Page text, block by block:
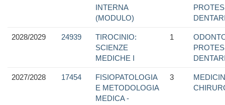
INTERNA
(MODULO)
2028/2029 24939
TIROCINIO:
SCIENZE
MEDICHE I
1
2027/2028 17454
FISIOPATOLOGIA
E METODOLOGIA
MEDICA -
3